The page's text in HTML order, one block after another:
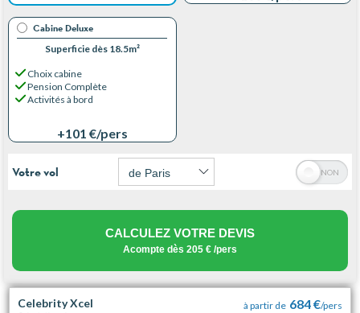
Cabine Deluxe
Superficie dès 18.5m²
Choix cabine
Pension Complète
Activités à bord
+101 €/pers
Votre vol
CALCULEZ VOTRE DEVIS
Acompte dès 205 € /pers
Celebrity Xcel
à partir de 684 €/pers